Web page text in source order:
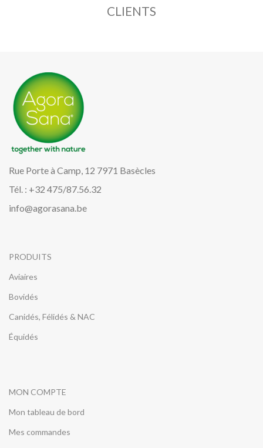
CLIENTS
Rue Porte à Camp, 12 7971 Basècles
Tél. : +32 475/87.56.32
info@agorasana.be
PRODUITS
Aviaires
Bovidés
Canidés, Félidés & NAC
Équidés
MON COMPTE
Mon tableau de bord
Mes commandes